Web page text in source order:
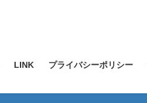
LINK プライバシーポリシー